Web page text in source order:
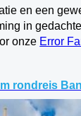
en een
in
onze Error
rondreis